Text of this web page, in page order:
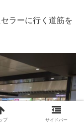
ラーに行く道筋を
プ サイドバー